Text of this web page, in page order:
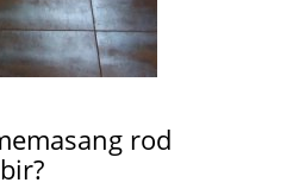
rod